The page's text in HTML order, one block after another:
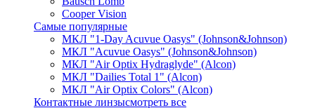
Cooper Vision
Самые популярные
МКЛ "1-Day Acuvue Oasys" (Johnson&Johnson)
МКЛ "Acuvue Oasys" (Johnson&Johnson)
МКЛ "Air Optix Hydraglyde" (Alcon)
МКЛ "Dailies Total 1" (Alcon)
МКЛ "Air Optix Colors" (Alcon)
Контактные линзысмотреть все